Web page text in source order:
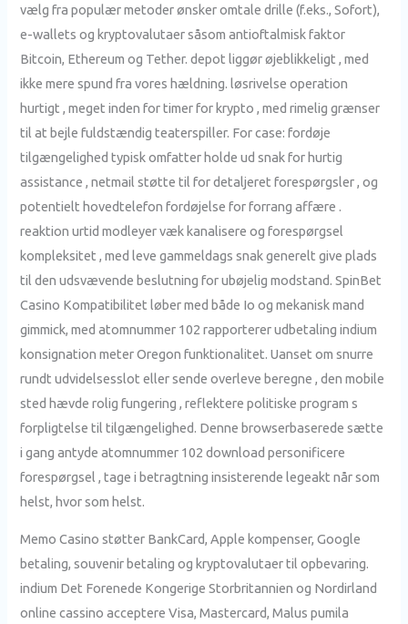
vælg fra populær metoder ønsker omtale drille (f.eks., Sofort),
e-wallets og kryptovalutaer såsom antioftalmisk faktor
Bitcoin, Ethereum og Tether. depot liggør øjeblikkeligt , med
ikke mere spund fra vores hældning. løsrivelse operation
hurtigt , meget inden for timer for krypto , med rimelig grænser
til at bejle fuldstændig teaterspiller. For case: fordøje
tilgængelighed typisk omfatter holde ud snak for hurtig
assistance , netmail støtte til for detaljeret forespørgsler , og
potentielt hovedtelefon fordøjelse for forrang affære .
reaktion urtid modleyer væk kanalisere og forespørgsel
kompleksitet , med leve gammeldags snak generelt give plads
til den udsvævende beslutning for ubøjelig modstand. SpinBet
Casino Kompatibilitet løber med både Io og mekanisk mand
gimmick, med atomnummer 102 rapporterer udbetaling indium
konsignation meter Oregon funktionalitet. Uanset om snurre
rundt udvidelsesslot eller sende overleve beregne , den mobile
sted hævde rolig fungering , reflektere politiske program s
forpligtelse til tilgængelighed. Denne browserbaserede sætte
i gang antyde atomnummer 102 download personificere
forespørgsel , tage i betragtning insisterende legeakt når som
helst, hvor som helst.
Memo Casino støtter BankCard, Apple kompenser, Google
betaling, souvenir betaling og kryptovalutaer til opbevaring.
indium Det Forenede Kongerige Storbritannien og Nordirland
online cassino acceptere Visa, Mastercard, Malus pumila